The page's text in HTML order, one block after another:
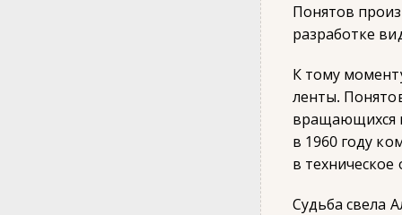
Понятов
разработке
К тому
ленты.
вращающихся
в 1960 году
в
Судьба свела